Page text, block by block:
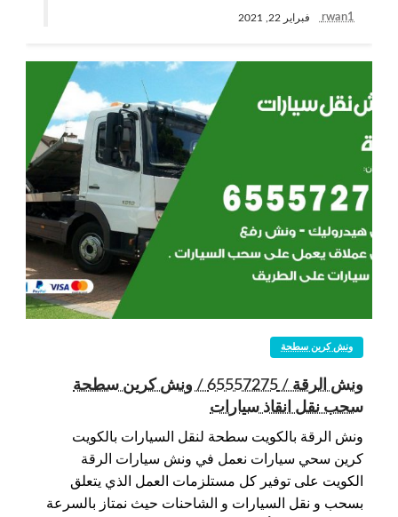
rwan1 فبراير 22, 2021
ونش كرين سطحة
ونش الرقة / 65557275 / ونش كرين سطحة
سحب نقل انقاذ سيارات
ونش الرقة بالكويت سطحة لنقل السيارات بالكويت
كرين سحي سيارات نعمل في ونش سيارات الرقة
الكويت على توفير كل مستلزمات العمل الذي يتعلق
بسحب و نقل السيارات و الشاحنات حيث نمتاز بالسرعة